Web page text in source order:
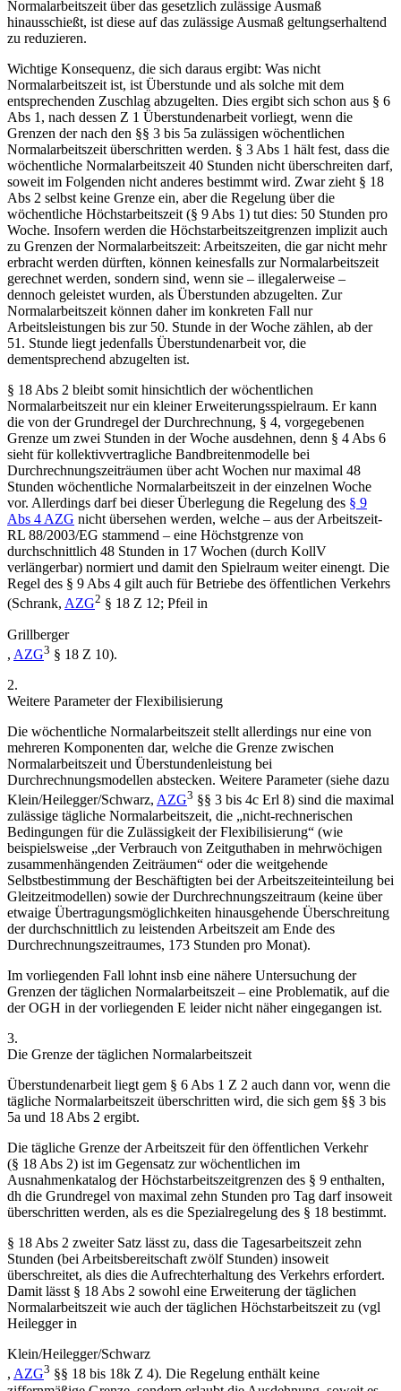
Normalarbeitszeit über das gesetzlich zulässige Ausmaß
hinausschießt, ist diese auf das zulässige Ausmaß geltungserhaltend
zu reduzieren.
Wichtige Konsequenz, die sich daraus ergibt: Was nicht
Normalarbeitszeit ist, ist Überstunde und als solche mit dem
entsprechenden Zuschlag abzugelten. Dies ergibt sich schon aus § 6
Abs 1, nach dessen Z 1 Überstundenarbeit vorliegt, wenn die
Grenzen der nach den §§ 3 bis 5a zulässigen wöchentlichen
Normalarbeitszeit überschritten werden. § 3 Abs 1 hält fest, dass die
wöchentliche Normalarbeitszeit 40 Stunden nicht überschreiten darf,
soweit im Folgenden nicht anderes bestimmt wird. Zwar zieht § 18
Abs 2 selbst keine Grenze ein, aber die Regelung über die
wöchentliche Höchstarbeitszeit (§ 9 Abs 1) tut dies: 50 Stunden pro
Woche. Insofern werden die Höchstarbeitszeitgrenzen implizit auch
zu Grenzen der Normalarbeitszeit: Arbeitszeiten, die gar nicht mehr
erbracht werden dürften, können keinesfalls zur Normalarbeitszeit
gerechnet werden, sondern sind, wenn sie – illegalerweise –
dennoch geleistet wurden, als Überstunden abzugelten. Zur
Normalarbeitszeit können daher im konkreten Fall nur
Arbeitsleistungen bis zur 50. Stunde in der Woche zählen, ab der
51. Stunde liegt jedenfalls Überstundenarbeit vor, die
dementsprechend abzugelten ist.
§ 18 Abs 2 bleibt somit hinsichtlich der wöchentlichen
Normalarbeitszeit nur ein kleiner Erweiterungsspielraum. Er kann
die von der Grundregel der Durchrechnung, § 4, vorgegebenen
Grenze um zwei Stunden in der Woche ausdehnen, denn § 4 Abs 6
sieht für kollektivvertragliche Bandbreitenmodelle bei
Durchrechnungszeiträumen über acht Wochen nur maximal 48
Stunden wöchentliche Normalarbeitszeit in der einzelnen Woche
vor. Allerdings darf bei dieser Überlegung die Regelung des § 9
Abs 4 AZG nicht übersehen werden, welche – aus der Arbeitszeit-
RL 88/2003/EG stammend – eine Höchstgrenze von
durchschnittlich 48 Stunden in 17 Wochen (durch KollV
verlängerbar) normiert und damit den Spielraum weiter einengt. Die
Regel des § 9 Abs 4 gilt auch für Betriebe des öffentlichen Verkehrs
(Schrank, AZG2 § 18 Z 12; Pfeil in
Grillberger
, AZG3 § 18 Z 10).
2.
Weitere Parameter der Flexibilisierung
Die wöchentliche Normalarbeitszeit stellt allerdings nur eine von
mehreren Komponenten dar, welche die Grenze zwischen
Normalarbeitszeit und Überstundenleistung bei
Durchrechnungsmodellen abstecken. Weitere Parameter (siehe dazu
Klein/Heilegger/Schwarz, AZG3 §§ 3 bis 4c Erl 8) sind die maximal
zulässige tägliche Normalarbeitszeit, die „nicht-rechnerischen
Bedingungen für die Zulässigkeit der Flexibilisierung“ (wie
beispielsweise „der Verbrauch von Zeitguthaben in mehrwöchigen
zusammenhängenden Zeiträumen“ oder die weitgehende
Selbstbestimmung der Beschäftigten bei der Arbeitszeiteinteilung bei
Gleitzeitmodellen) sowie derDurchrechnungszeitraum (keine über
etwaige Übertragungsmöglichkeiten hinausgehende Überschreitung
der durchschnittlich zu leistenden Arbeitszeit am Ende des
Durchrechnungszeitraumes, 173 Stunden pro Monat).
Im vorliegenden Fall lohnt insb eine nähere Untersuchung der
Grenzen der täglichen Normalarbeitszeit – eine Problematik, auf die
der OGH in der vorliegenden E leider nicht näher eingegangen ist.
3.
Die Grenze der täglichen Normalarbeitszeit
Überstundenarbeit liegt gem § 6 Abs 1 Z 2 auch dann vor, wenn die
tägliche Normalarbeitszeit überschritten wird, die sich gem §§ 3 bis
5a und 18 Abs 2 ergibt.
Die tägliche Grenze der Arbeitszeit für den öffentlichen Verkehr
(§ 18 Abs 2) ist im Gegensatz zur wöchentlichen im
Ausnahmenkatalog der Höchstarbeitszeitgrenzen des § 9 enthalten,
dh die Grundregel von maximal zehn Stunden pro Tag darf insoweit
überschritten werden, als es die Spezialregelung des § 18 bestimmt.
§ 18 Abs 2 zweiter Satz lässt zu, dass die Tagesarbeitszeit zehn
Stunden (bei Arbeitsbereitschaft zwölf Stunden) insoweit
überschreitet, als dies die Aufrechterhaltung des Verkehrs erfordert.
Damit lässt § 18 Abs 2 sowohl eine Erweiterung der täglichen
Normalarbeitszeit wie auch der täglichen Höchstarbeitszeit zu (vgl
Heileggerin
Klein/Heilegger/Schwarz
, AZG3 §§ 18 bis 18k Z 4). Die Regelung enthält keine